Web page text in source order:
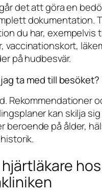
det att göra en
dokumentation.
du har, exempelvis
vaccinationskort,
på hudbesvär.
ta med till besöket?
Rekommendationer
kan skilja
beroende på ålder,
hjärtläkare hos